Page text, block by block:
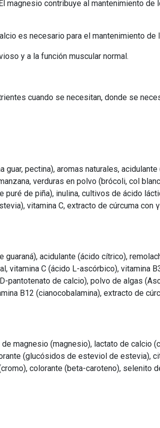
magnesio contribuye al mantenimiento
es necesario para el mantenimiento
y a la función muscular normal.
cuando se necesitan, donde se
pectina), aromas naturales,
verduras en polvo (brócoli, col
de piña), inulina, cultivos de ácido
vitamina C, extracto de cúrcuma con
acidulante (ácido cítrico),
vitamina C (ácido L-ascórbico), vitamina
de calcio), polvo de algas
B12 (cianocobalamina), extracto de
magnesio (magnesio), lactato de calcio
(glucósidos de esteviol de estevia),
colorante (beta-caroteno), selenito